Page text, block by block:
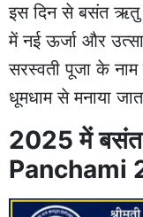
इस दिन से बसंत ऋतु
में नई ऊर्जा और
सरस्वती पूजा के नाम
धूमधाम से मनाया
2025 में
Panchami